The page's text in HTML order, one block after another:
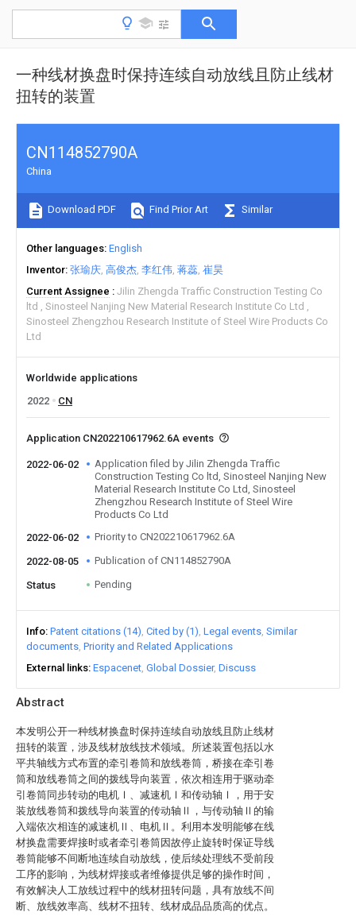
一种线材换盘时保持连续自动放线且防止线材
扭转的装置
Abstract
本发明公开一种线材换盘时保持连续自动放线且防止线材
扭转的装置，涉及线材放线技术领域。所述装置包括以水
平共轴线方式布置的牵引卷筒和放线卷筒，桥接在牵引卷
筒和放线卷筒之间的拨线导向装置，依次相连用于驱动牵
引卷筒同步转动的电机Ⅰ、减速机Ⅰ和传动轴Ⅰ，用于安
装放线卷筒和拨线导向装置的传动轴Ⅱ，与传动轴Ⅱ的输
入端依次相连的减速机Ⅱ、电机Ⅱ。利用本发明能够在线
材换盘需要焊接时或者牵引卷筒因故停止旋转时保证导线
卷筒能够不间断地连续自动放线，使后续处理线不受前段
工序的影响，为线材焊接或者维修提供足够的操作时间，
有效解决人工放线过程中的线材扭转问题，具有放线不间
断、放线效率高、线材不扭转、线材成品品质高的优点。
CN114852790A
China
Download PDF Find Prior Art Similar
Other languages English
Inventor 张瑜庆 高俊杰 李红伟 蒋蕊 崔昊
Current Assignee
Jilin Zhengda Traffic Construction Testing Co
ltd
Sinosteel Nanjing New Material Research Institute Co Ltd
Sinosteel Zhengzhou Research Institute of Steel Wire Products Co
Ltd
Worldwide applications
2022
CN
Application CN202210617962.6A events
2022-06-02
Application filed by Jilin Zhengda Traffic
Construction Testing Co ltd, Sinosteel Nanjing New
Material Research Institute Co Ltd, Sinosteel
Zhengzhou Research Institute of Steel Wire
Products Co Ltd
2022-06-02
Priority to CN202210617962.6A
2022-08-05 Publication of CN114852790A
Status Pending
Info Patent citations (14) Cited by (1) Legal events Similar
documents Priority and Related Applications
External links Espacenet Global Dossier Discuss